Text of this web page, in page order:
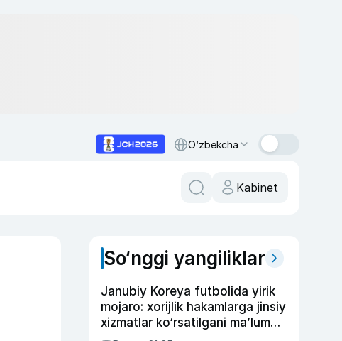
O‘zbekcha
Kabinet
So‘nggi yangiliklar
Janubiy Koreya futbolida yirik
mojaro: xorijlik hakamlarga jinsiy
xizmatlar ko‘rsatilgani ma’lum
qilindi